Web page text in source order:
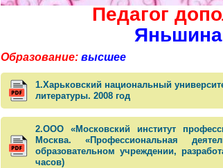
Педагог
Образование: высшее
1.Харьковский национальный
литературы. 2008 год
2.ООО «Московский институт
Москва. «Профессиональная
образовательном учреждении,
часов)